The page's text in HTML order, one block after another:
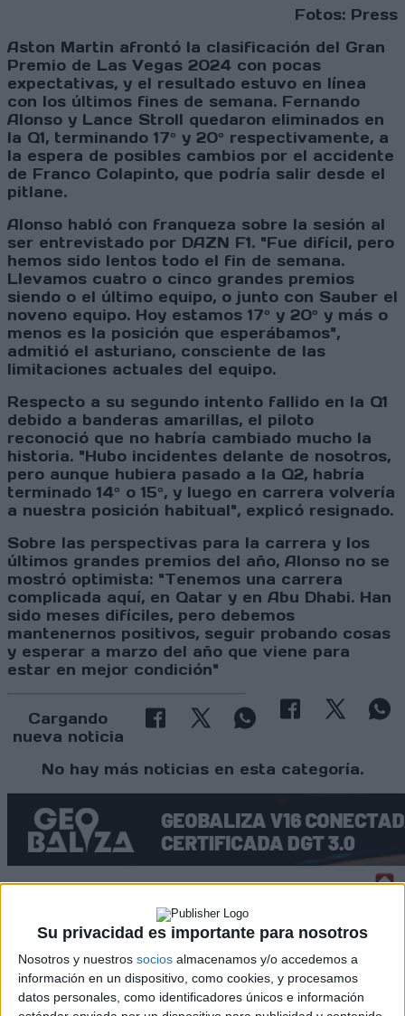
Su privacidad es importante para nosotros
Nosotros y nuestros socios almacenamos y/o accedemos a
información en un dispositivo, como cookies, y procesamos
datos personales, como identificadores únicos e información
Fotos: Press
Aston Martin afrontó la clasificación del Gran
Premio de Las Vegas 2024 con pocas
expectativas, y el resultado estuvo en línea
con los últimos fines de semana. Fernando
Alonso y Lance Stroll quedaron eliminados en
la Q1, terminando 17º y 20º respectivamente, a
la espera de posibles cambios por el accidente
de Franco Colapinto, que podría salir desde el
pitlane.
Alonso habló con franqueza sobre la sesión al
ser entrevistado por DAZN F1. "Fue difícil, pero
hemos sido lentos todo el fin de semana.
Llevamos cuatro o cinco grandes premios
siendo o el último equipo, o junto con Sauber el
noveno equipo. Hoy estamos 17º y 20º y más o
menos es la posición que esperábamos",
admitió el asturiano, consciente de las
limitaciones actuales del equipo.
Respecto a su segundo intento fallido en la Q1
debido a banderas amarillas, el piloto
reconoció que no habría cambiado mucho la
historia. "Hubo incidentes delante de nosotros,
pero aunque hubiera pasado a la Q2, habría
terminado 14º o 15º, y luego en carrera volvería
a nuestra posición habitual", explicó resignado.
Sobre las perspectivas para la carrera y los
últimos grandes premios del año, Alonso no se
mostró optimista: "Tenemos una carrera
complicada aquí, en Qatar y en Abu Dhabi. Han
sido meses difíciles, pero debemos
mantenernos positivos, seguir probando cosas
y esperar a marzo del año que viene para
estar en mejor condición"
Cargando
nueva noticia
No hay más noticias en esta categoría.
Rallyes
WRC
S-CER
ERC